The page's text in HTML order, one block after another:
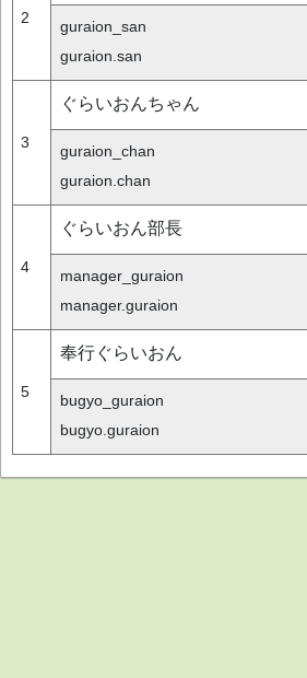
2
guraion_san
guraion.san
3
ぐらいおんちゃん
guraion_chan
guraion.chan
4
ぐらいおん部長
manager_guraion
manager.guraion
5
奉行ぐらいおん
bugyo_guraion
bugyo.guraion